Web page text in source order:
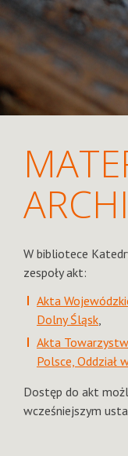
W bibliotece
zespoły akt:
Akta
Dolny Śląsk,
Akta
Polsce, Oddział
Dostęp do akt
wcześniejszym